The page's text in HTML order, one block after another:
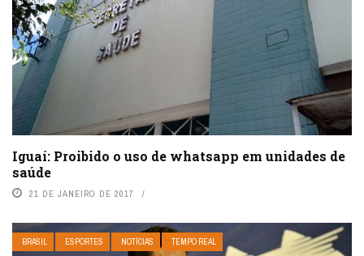
Iguaí: Proibido o uso de whatsapp em unidades de
saúde
21 DE JANEIRO DE 2017
BRASIL ESPORTES NOTÍCIAS TEMPO REAL